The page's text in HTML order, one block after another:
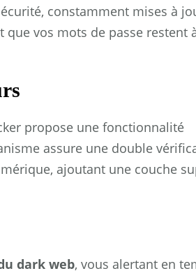
constamment mises à
vos mots de passe restent
propose une fonctionnalité
assure une double
ajoutant une couche
dark web, vous alertant en